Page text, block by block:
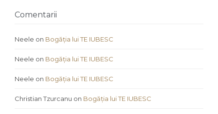
Comentarii
Neele on Bogăția lui TE IUBESC
Neele on Bogăția lui TE IUBESC
Neele on Bogăția lui TE IUBESC
Christian Tzurcanu on Bogăția lui TE IUBESC